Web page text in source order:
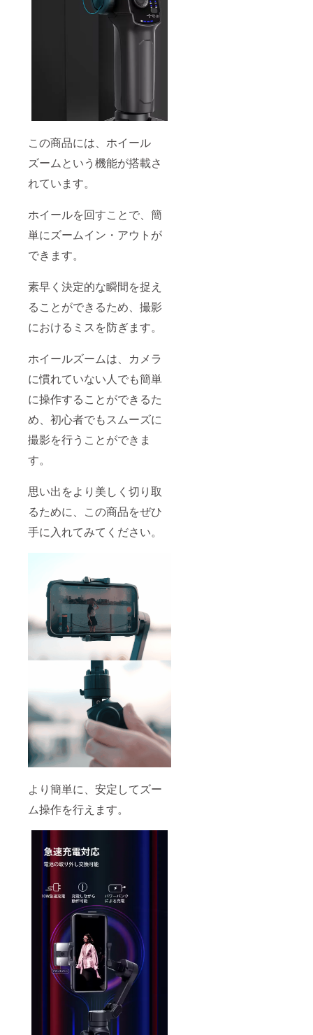
この商品には、ホイール
ズームという機能が搭載さ
れています。
ホイールを回すことで、簡
単にズームイン・アウトが
できます。
素早く決定的な瞬間を捉え
ることができるため、撮影
におけるミスを防ぎます。
ホイールズームは、カメラ
に慣れていない人でも簡単
に操作することができるた
め、初心者でもスムーズに
撮影を行うことができま
す。
思い出をより美しく切り取
るために、この商品をぜひ
手に入れてみてください。
より簡単に、安定してズー
ム操作を行えます。